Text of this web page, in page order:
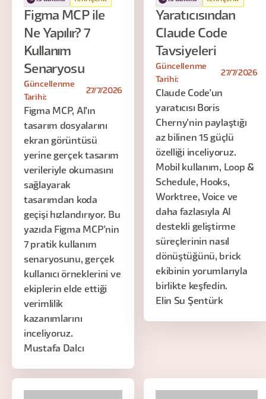
Figma MCP ile
Ne Yapılır? 7
Kullanım
Senaryosu
Güncellenme
Tarihi:
27/7/2026
Figma MCP, AI'ın
tasarım dosyalarını
ekran görüntüsü
yerine gerçek tasarım
verileriyle okumasını
sağlayarak
tasarımdan koda
geçişi hızlandırıyor. Bu
yazıda Figma MCP'nin
7 pratik kullanım
senaryosunu, gerçek
kullanıcı örneklerini ve
ekiplerin elde ettiği
verimlilik
kazanımlarını
inceliyoruz.
Mustafa Dalcı
Yaratıcısından
Claude Code
Tavsiyeleri
Güncellenme
Tarihi:
27/7/2026
Claude Code'un
yaratıcısı Boris
Cherny'nin paylaştığı
az bilinen 15 güçlü
özelliği inceliyoruz.
Mobil kullanım, Loop &
Schedule, Hooks,
Worktree, Voice ve
daha fazlasıyla AI
destekli geliştirme
süreçlerinin nasıl
dönüştüğünü, brick
ekibinin yorumlarıyla
birlikte keşfedin.
Elin Su Şentürk